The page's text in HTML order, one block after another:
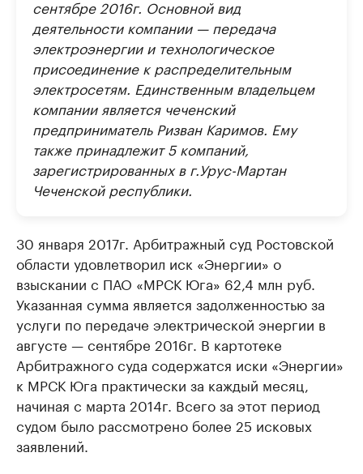
сентябре 2016г. Основной вид
деятельности компании — передача
электроэнергии и технологическое
присоединение к распределительным
электросетям. Единственным владельцем
компании является чеченский
предприниматель Ризван Каримов. Ему
также принадлежит 5 компаний,
зарегистрированных в г.Урус-Мартан
Чеченской республики.
30 января 2017г. Арбитражный суд Ростовской
области удовлетворил иск «Энергии» о
взыскании с ПАО «МРСК Юга» 62,4 млн руб.
Указанная сумма является задолженностью за
услуги по передаче электрической энергии в
августе — сентябре 2016г. В картотеке
Арбитражного суда содержатся иски «Энергии»
к МРСК Юга практически за каждый месяц,
начиная с марта 2014г. Всего за этот период
судом было рассмотрено более 25 исковых
заявлений.